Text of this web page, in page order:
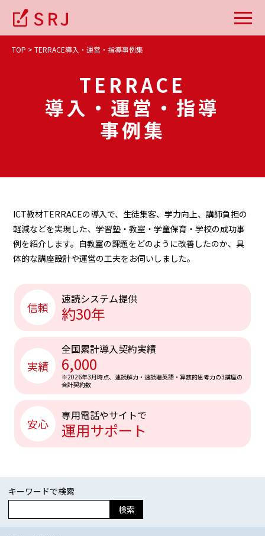
TOP TERRACE導入・運営・指導事例集
TERRACE
導入・運営・指導
事例集
ICT教材TERRACEの導入で、生徒集客、学力向上、講師負担の
軽減などを実現した、学習塾・教室・学童保育・学校の成功事
例を紹介します。自教室の課題をどのように改善したのか、具
体的な講座設計や運営の工夫をお伺いしました。
信頼
速読システム提供
約30年
実績
全国累計導入契約実績
6,000
※2026年3月時点、速読解力・速読聴英語・算数的思考力の3講座の
合計契約数
安心
専用電話やサイトで
運用サポート
キーワードで検索
検索